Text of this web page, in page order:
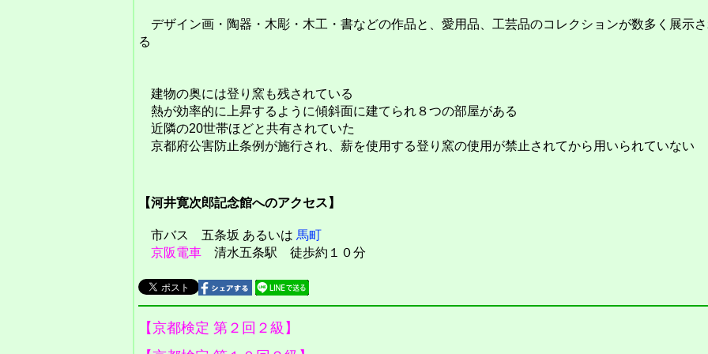
デザイン画・陶器・木彫・木工・書などの作品と、愛用品、工芸品のコレクションが数多く展示
る
建物の奥には登り窯も残されている
熱が効率的に上昇するように傾斜面に建てられ８つの部屋がある
近隣の20世帯ほどと共有されていた
京都府公害防止条例が施行され、薪を使用する登り窯の使用が禁止されてから用いられていない
【河井寛次郎記念館へのアクセス】
市バス 五条坂 あるいは 馬町
京阪電車 清水五条駅 徒歩約１０分
【京都検定 第２回２級】